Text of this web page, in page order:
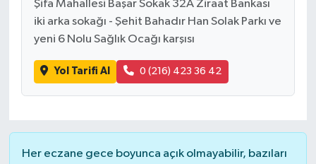
Şifa Mahallesi Başar Sokak 32A Ziraat Bankası
iki arka sokağı - Şehit Bahadır Han Solak Parkı ve
yeni 6 Nolu Sağlık Ocağı karşısı
Yol Tarifi Al 0 (216) 423 36 42
Her eczane gece boyunca açık olmayabilir, bazıları